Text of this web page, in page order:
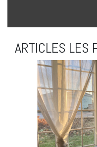
ARTICLES LES